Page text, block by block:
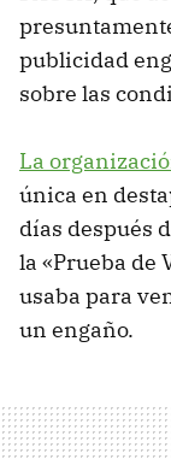
publicidad
sobre las
La
única en
días después
la «Prueba de
usaba para
un engaño.